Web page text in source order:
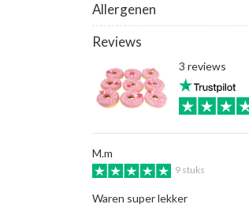
Allergenen
Reviews
3 reviews
M.m
9 stuks
Waren super lekker